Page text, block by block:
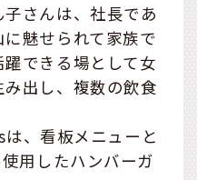
さんは、社長であ
魅せられて家族で
できる場として女
出し、複数の飲食
、看板メニューと
用したハンバーガ